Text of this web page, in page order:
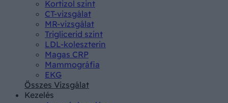
Kortizol szint
CT-vizsgálat
MR-vizsgálat
Triglicerid szint
LDL-koleszterin
Magas CRP
Mammográfia
EKG
Összes Vizsgálat
Kezelés